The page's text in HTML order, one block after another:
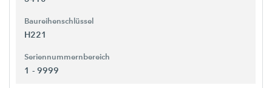
Baureihenschlüssel
H221
Seriennummernbereich
1 - 9999